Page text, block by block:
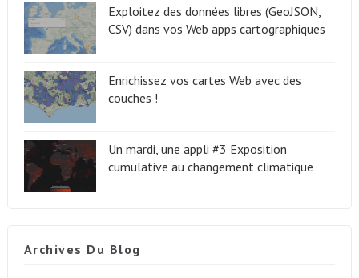
Exploitez des données libres (GeoJSON,
CSV) dans vos Web apps cartographiques
Enrichissez vos cartes Web avec des
couches !
Un mardi, une appli #3 Exposition
cumulative au changement climatique
Archives Du Blog